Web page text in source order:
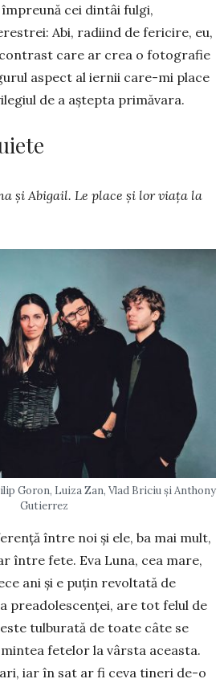
cei dintâi fulgi,
Abi, radiind de fericire, eu,
care ar crea o fotografie
aspect al iernii care-mi place
de a aştepta primăvara.
și Abi­gail. Le place și lor viața la
Goron, Luiza Zan, Vlad Briciu și Anthony
Gutierrez
între noi şi ele, ba mai mult,
între fete. Eva Luna, cea mare,
ani şi e puţin revoltată de
pre­adolescenţei, are tot felul de
tulburată de toate câte se
fetelor la vârsta aceasta.
iar în sat ar fi ceva tineri de-o